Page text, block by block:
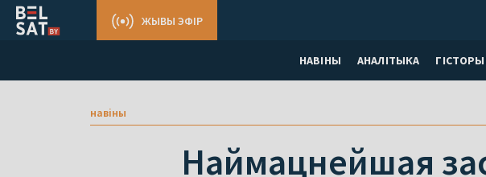
НАВІНЫ АНАЛІТЫКА
ЖЫВЫ ЭФІР
навіны
Наймацнейшая